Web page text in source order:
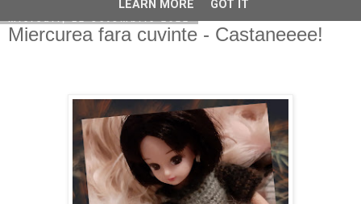
Miercurea fara cuvinte - Castaneeee!
LEARN MORE GOT IT